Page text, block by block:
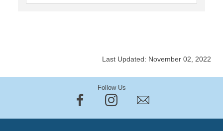
Last Updated: November 02, 2022
Follow Us